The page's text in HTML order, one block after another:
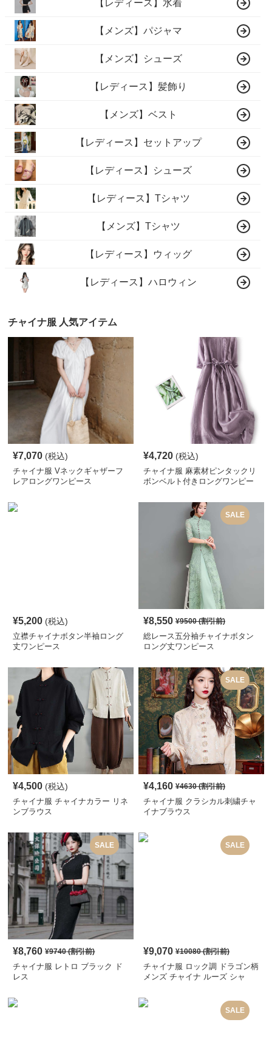
【レディース】水着
【メンズ】パジャマ
【メンズ】シューズ
【レディース】髪飾り
【メンズ】ベスト
【レディース】セットアップ
【レディース】シューズ
【レディース】Tシャツ
【メンズ】Tシャツ
【レディース】ウィッグ
【レディース】ハロウィン
チャイナ服 人気アイテム
¥7,070 (税込)
チャイナ服 Vネックギャザーフ
レアロングワンピース
¥4,720 (税込)
チャイナ服 麻素材ピンタックリ
ボンベルト付きロングワンピー
¥5,200 (税込)
立襟チャイナボタン半袖ロング
丈ワンピース
SALE
¥8,550 ¥9500(割引前)
総レース五分袖チャイナボタン
ロング丈ワンピース
¥4,500 (税込)
チャイナ服 チャイナカラー リネ
ンブラウス
SALE
¥4,160 ¥4630(割引前)
チャイナ服 クラシカル刺繍チャ
イナブラウス
SALE
¥8,760 ¥9740(割引前)
チャイナ服 レトロ ブラック ド
レス
SALE
¥9,070 ¥10080(割引前)
チャイナ服 ロック調 ドラゴン柄
メンズ チャイナ ルーズ シャ
SALE